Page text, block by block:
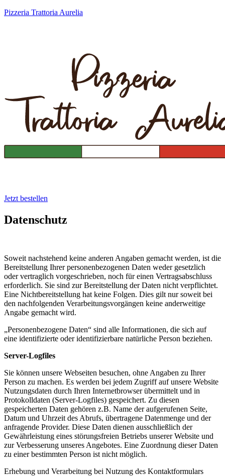
Pizzeria Trattoria Aurelia
Jetzt bestellen
Datenschutz
Soweit nachstehend keine anderen Angaben gemacht werden, ist die
Bereitstellung Ihrer personenbezogenen Daten weder gesetzlich
oder vertraglich vorgeschrieben, noch für einen Vertragsabschluss
erforderlich. Sie sind zur Bereitstellung der Daten nicht verpflichtet.
Eine Nichtbereitstellung hat keine Folgen. Dies gilt nur soweit bei
den nachfolgenden Verarbeitungsvorgängen keine anderweitige
Angabe gemacht wird.
„Personenbezogene Daten“ sind alle Informationen, die sich auf
eine identifizierte oder identifizierbare natürliche Person beziehen.
Server-Logfiles
Sie können unsere Webseiten besuchen, ohne Angaben zu Ihrer
Person zu machen. Es werden bei jedem Zugriff auf unsere Website
Nutzungsdaten durch Ihren Internetbrowser übermittelt und in
Protokolldaten (Server-Logfiles) gespeichert. Zu diesen
gespeicherten Daten gehören z.B. Name der aufgerufenen Seite,
Datum und Uhrzeit des Abrufs, übertragene Datenmenge und der
anfragende Provider. Diese Daten dienen ausschließlich der
Gewährleistung eines störungsfreien Betriebs unserer Website und
zur Verbesserung unseres Angebotes. Eine Zuordnung dieser Daten
zu einer bestimmten Person ist nicht möglich.
Erhebung und Verarbeitung bei Nutzung des Kontaktformulars